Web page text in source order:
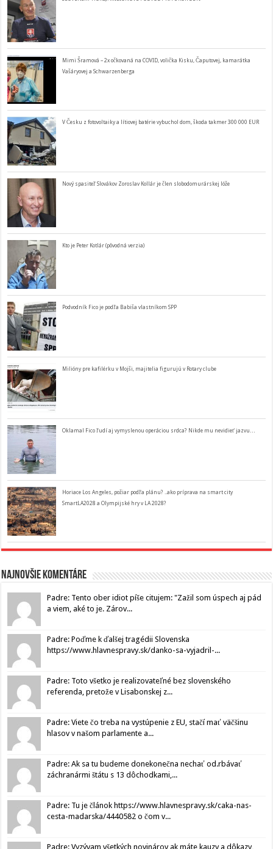
Mimi Šramová – 2x očkovaná na COVID, volička Kisku, Čaputovej, kamarátka
Vašáryovej a Schwarzenberga
V Česku z fotovoltaiky a lítiovej batérie vybuchol dom, škoda takmer 300 000 EUR
Nový spasiteľ Slovákov Zoroslav Kollár je člen slobodomurárskej lóže
Kto je Peter Kotlár (pôvodná verzia)
Podvodník Fico je podľa Babiša vlastníkom SPP
Milióny pre kafilérku v Mojši, majitelia figurujú v Rotary clube
Oklamal Fico ľudí aj vymyslenou operáciou srdca? Nikde mu nevidieť jazvu…
Horiace Los Angeles, požiar podľa plánu? ..ako príprava na smart city
SmartLA2028 a Olympijské hry v LA 2028?
Najnovšie komentáre
Padre: Tento ober idiot píše citujem: "Zažil som úspech aj pád
a viem, aké to je. Zárov...
Padre: Poďme k ďalšej tragédii Slovenska
https://www.hlavnespravy.sk/danko-sa-vyjadril-...
Padre: Toto všetko je realizovateľné bez slovenského
referenda, pretože v Lisabonskej z...
Padre: Viete čo treba na vystúpenie z EU, stačí mať väčšinu
hlasov v našom parlamente a...
Padre: Ak sa tu budeme donekonečna nechať od.rbávať
záchranármi štátu s 13 dôchodkami,...
Padre: Tu je článok https://www.hlavnespravy.sk/caka-nas-
cesta-madarska/4440582 o čom v...
Padre: Vyzývam všetkých novinárov ak máte kauzy a dôkazy,